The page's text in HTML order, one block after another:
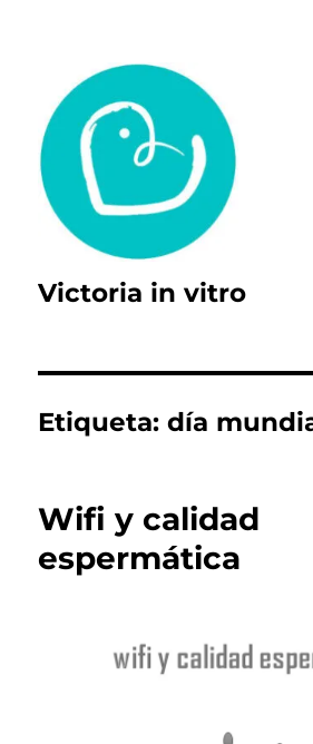
Victoria in vitro
Etiqueta:día
Wifi y calidad
espermática